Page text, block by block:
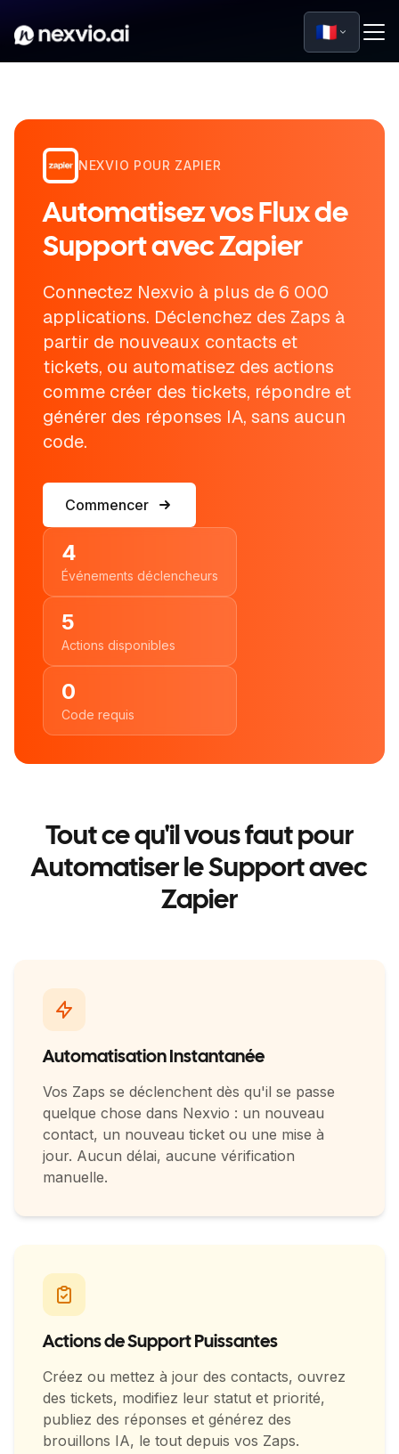
🇫🇷
NEXVIO POUR ZAPIER
Automatisez vos Flux de
Support avec Zapier
Connectez Nexvio à plus de 6 000
applications. Déclenchez des Zaps à
partir de nouveaux contacts et
tickets, ou automatisez des actions
comme créer des tickets, répondre et
générer des réponses IA, sans aucun
code.
Commencer
4
Événements déclencheurs
5
Actions disponibles
0
Code requis
Tout ce qu'il vous faut pour
Automatiser le Support avec
Zapier
Automatisation Instantanée
Vos Zaps se déclenchent dès qu'il se passe
quelque chose dans Nexvio : un nouveau
contact, un nouveau ticket ou une mise à
jour. Aucun délai, aucune vérification
manuelle.
Actions de Support Puissantes
Créez ou mettez à jour des contacts, ouvrez
des tickets, modifiez leur statut et priorité,
publiez des réponses et générez des
brouillons IA, le tout depuis vos Zaps.